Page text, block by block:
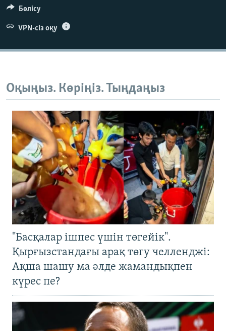
Бөлісу
VPN-сіз оқу
Оқыңыз. Көріңіз. Тыңдаңыз
"Басқалар ішпес үшін төгейік".
Қырғызстандағы арақ төгу челленджі:
Ақша шашу ма әлде жамандықпен
күрес пе?